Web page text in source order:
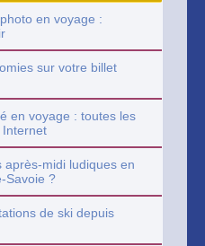
en voyage :
sur votre billet
en voyage : toutes les
midi ludiques en
Savoie ?
de ski depuis